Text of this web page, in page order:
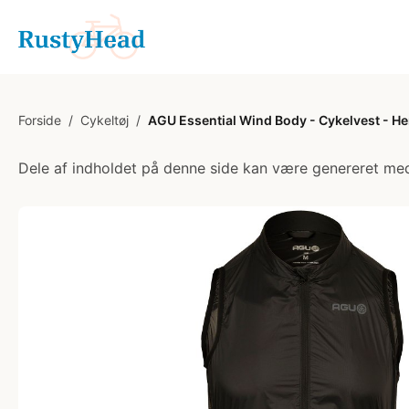
Forside / Cykeltøj / AGU Essential Wind Body - Cykelvest -
Dele af indholdet på denne side kan være genereret